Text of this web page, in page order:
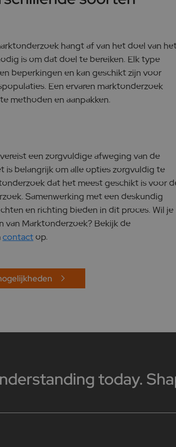
hangt af van het doel van
is om dat doel te bereiken. Elk type
beperkingen en kan geschikt zijn voor
Een ervaren marktonderzoek
methoden en aanpakken.
een zorgvuldige afweging van de
is belangrijk om alle opties zorgvuldig te
dat het meest geschikt is voor
Samenwerking met een deskundig
en richting bieden in dit proces. Wil je
van Marktonderzoek? Bekijk de
contactop.
today.